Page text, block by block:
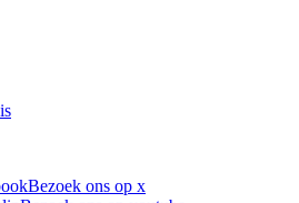
Bezoek ons op x